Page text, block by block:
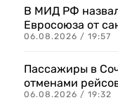
В МИД РФ
Евросоюза от
06.08.2026 / 19:57
Пассажиры в
отменами
06.08.2026 / 19:32